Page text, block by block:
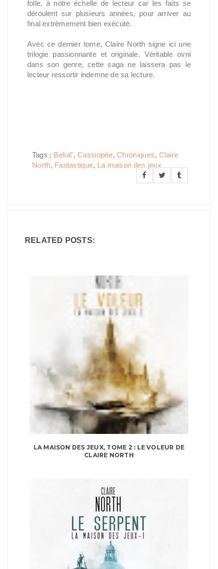
folle, à notre échelle de lecteur car les faits se
déroulent sur plusieurs années, pour arriver au
final extrêmement bien exécuté.
Avec ce dernier tome, Claire North signe ici une
trilogie passionnante et originale. Véritable ovni
dans son genre, cette saga ne laissera pas le
lecteur ressortir indemne de sa lecture.
Tags : Belial',Cassiopée,Chroniques, Claire
North, Fantastique, La maison des jeux
RELATED POSTS:
LA MAISON DES JEUX, TOME 2 : LE VOLEUR DE
CLAIRE NORTH